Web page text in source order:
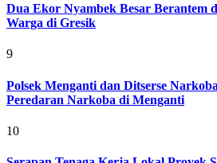
Dua Ekor Nyambek Besar Berantem
Warga di Gresik
9
Polsek Menganti dan Ditserse
Peredaran Narkoba di Menganti
10